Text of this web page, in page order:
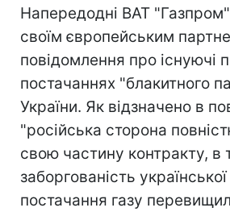
Напередодні ВАТ
своїм європейським
повідомлення про існуючі
постачаннях "блакитного
України. Як відзначено в
"російська сторона
свою частину контракту, в
заборгованість
постачання газу